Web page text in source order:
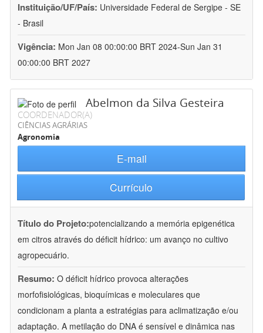
Instituição/UF/País: Universidade Federal de Sergipe - SE
- Brasil
Vigência: Mon Jan 08 00:00:00 BRT 2024-Sun Jan 31
00:00:00 BRT 2027
Abelmon da Silva Gesteira
COORDENADOR(A)
CIÊNCIAS AGRÁRIAS
Agronomia
E-mail
Currículo
Título do Projeto:potencializando a memória epigenética
em citros através do déficit hídrico: um avanço no cultivo
agropecuário.
Resumo: O déficit hídrico provoca alterações
morfofisiológicas, bioquímicas e moleculares que
condicionam a planta a estratégias para aclimatização e/ou
adaptação. A metilação do DNA é sensível e dinâmica nas